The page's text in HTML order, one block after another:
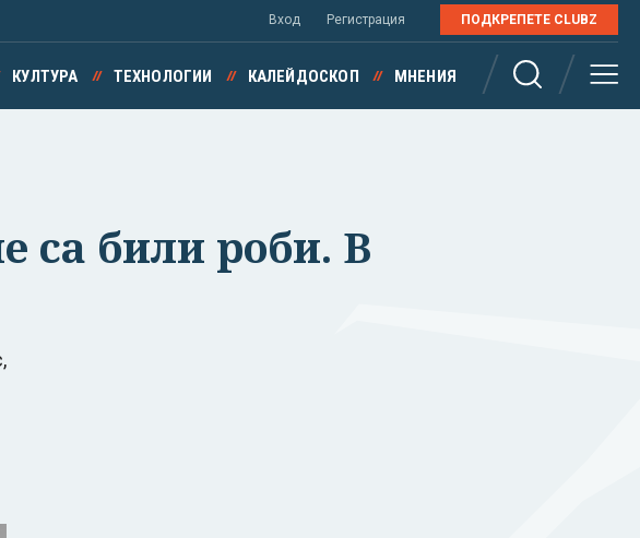
Вход Регистрация ПОДКРЕПЕТЕ CLUBZ
КУЛТУРА ТЕХНОЛОГИИ КАЛЕЙДОСКОП МНЕНИЯ
са били роби. В